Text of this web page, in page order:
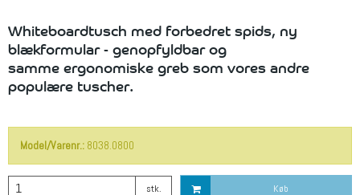
Whiteboardtusch med forbedret spids, ny
blækformular - genopfyldbar og
samme ergonomiske greb som vores andre
populære tuscher.
Model/Varenr.: 8038.0800
stk. Køb